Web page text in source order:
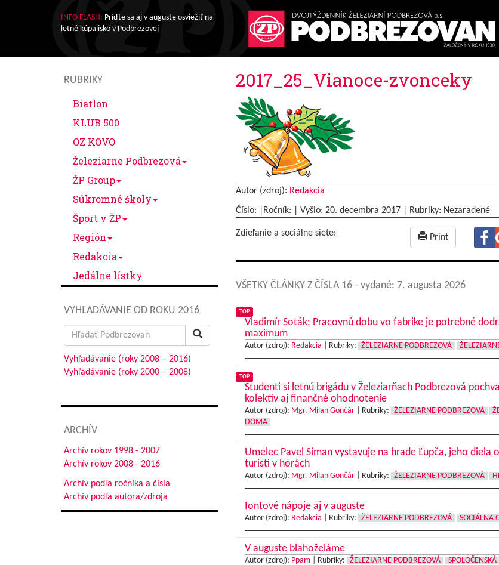
INFO FLASH: Príďte sa aj v auguste osviežiť na
letné kúpalisko v Podbrezovej
RUBRIKY
Biatlon
KLUB 500
OZ KOVO
Železiarne Podbrezová
ŽP Group
Súkromné školy
Šport v ŽP
Región
Redakcia
Jedálne lístky
VYHĽADÁVANIE OD ROKU 2016
Search
for:
Vyhľadávanie (roky 2008 – 2016)
Vyhľadávanie (roky 2000 – 2008)
ARCHÍV
Archív rokov 1998 - 2007
Archív rokov 2008 - 2016
Archív podľa ročníka a čísla
Archív podľa autora/zdroja
2017_25_Vianoce-zvonceky
Autor (zdroj): Redakcia
Číslo: |Ročník: | Vyšlo: 20. decembra 2017| Rubriky: Nezaradené
Zdieľanie a sociálne siete: Print
VŠETKY ČLÁNKY Z ČÍSLA 16 - vydané: 7. augusta 2026
TOP
Vladimír Soták: Pracovnú dobu vo fabrike je potrebné
maximum
Autor (zdroj): Redakcia Rubriky: ŽELEZIARNE PODBREZOVÁ
TOP
Študenti si letnú brigádu v Železiarňach Podbrezová
kolektív aj finančné ohodnotenie
Autor (zdroj): Mgr. Milan Gončár| Rubriky: ŽELEZIARNE PODBREZOVÁ
DOMA
Umelec Pavel Siman vystavuje na hrade Ľupča, jeho diela
turisti v horách
Autor (zdroj): Mgr. Milan Gončár| Rubriky: ŽELEZIARNE PODBREZOVÁ
Iontové nápoje aj v auguste
Autor (zdroj): Redakcia Rubriky: ŽELEZIARNE PODBREZOVÁ SOCIÁLNA
V auguste blahoželáme
Autor (zdroj): Ppam| Rubriky: ŽELEZIARNE PODBREZOVÁ